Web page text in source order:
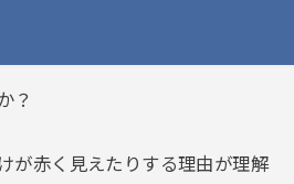
？
が赤く見えたりする理由が理解